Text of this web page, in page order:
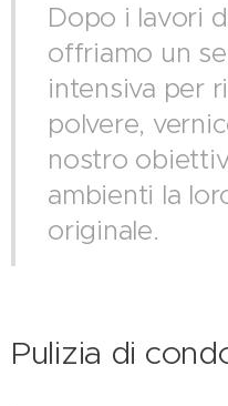
Dopo i lavori
offriamo un
intensiva per
polvere,
nostro
ambienti la
originale.
Pulizia di